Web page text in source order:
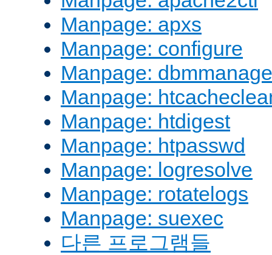
Manpage: apxs
Manpage: configure
Manpage: dbmmanage
Manpage:
Manpage: htdigest
Manpage: htpasswd
Manpage: logresolve
Manpage: rotatelogs
Manpage: suexec
다른 프로그램들